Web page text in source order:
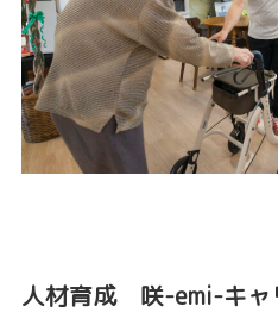
人材育成 咲-emi-キャ